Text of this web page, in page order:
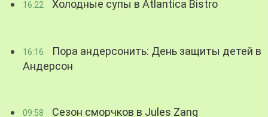
16:22 Холодные супы в Atlantica Bistro
16:16
Пора андерсонить: День защиты детей в
Андерсон
09:58 Сезон сморчков в Jules Zang